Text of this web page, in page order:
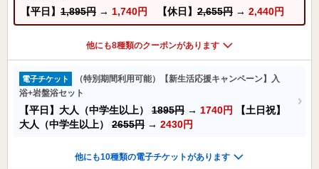
【平日】 1,895円 → 1,740円 【休日】 2,655円 → 2,440円
他にも8種類のクーポンがあります
電子チケット
（特別期間利用可能）【新生活応援キャンペーン】入
浴+岩盤浴セット
【平日】大人（中学生以上） 1895円 → 1740円
【土日祝】
大人（中学生以上） 2655円 → 2430円
他にも10種類の電子チケットがあります